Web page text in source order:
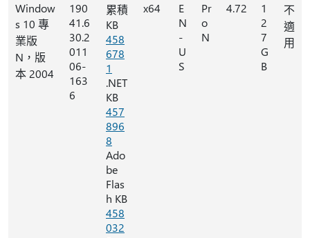
Window
s 10 專
業版
N，版
本 2004
190
41.6
30.2
011
06-
163
6
累積
KB
458
678
1
.NET
KB
457
896
8
Ado
be
Flas
h KB
458
032
x64
E
N
-
U
S
Pr
o
N
4.72
1
2
7
G
B
不
適
用